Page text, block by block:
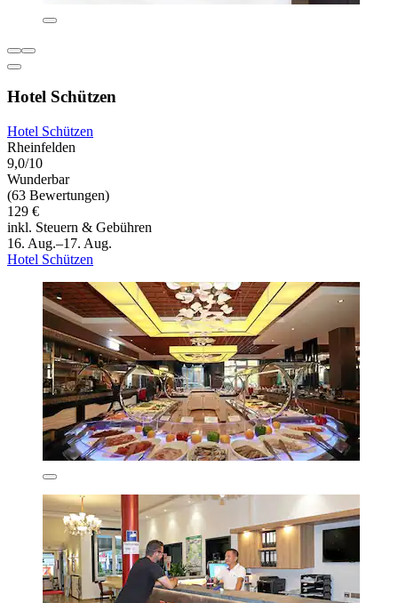
Hotel Schützen
Hotel Schützen
Rheinfelden
9,0/10
Wunderbar
(63 Bewertungen)
129 €
inkl. Steuern & Gebühren
16. Aug.–17. Aug.
Hotel Schützen